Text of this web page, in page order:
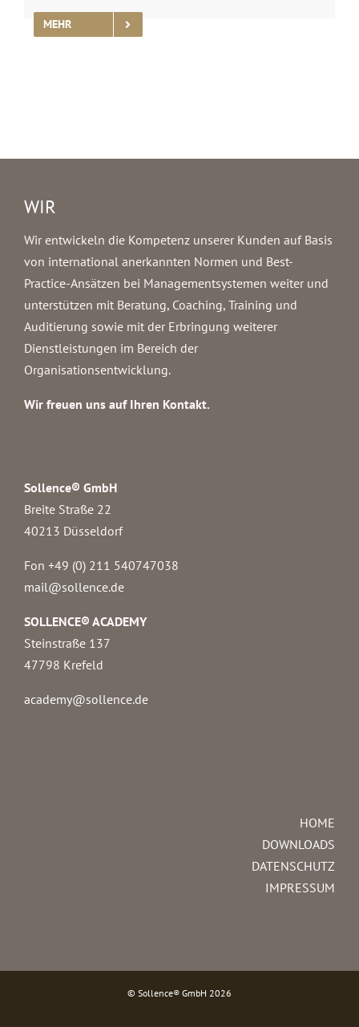
MEHR
WIR
Wir entwickeln die Kompetenz unserer Kunden auf Basis
von international anerkannten Normen und Best-
Practice-Ansätzen bei Managementsystemen weiter und
unterstützen mit Beratung, Coaching, Training und
Auditierung sowie mit der Erbringung weiterer
Dienstleistungen im Bereich der
Organisationsentwicklung.
Wir freuen uns auf Ihren Kontakt.
Sollence® GmbH
Breite Straße 22
40213 Düsseldorf
Fon +49 (0) 211 540747038‬
mail@sollence.de
SOLLENCE® ACADEMY
Steinstraße 137
47798 Krefeld
academy@sollence.de
HOME
DOWNLOADS
DATENSCHUTZ
IMPRESSUM
© Sollence® GmbH 2026